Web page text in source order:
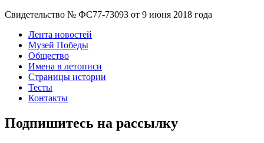
Свидетельство № ФС77-73093 от 9 июня 2018 года
Лента новостей
Музей Победы
Общество
Имена в летописи
Страницы истории
Тесты
Контакты
Подпишитесь на рассылку